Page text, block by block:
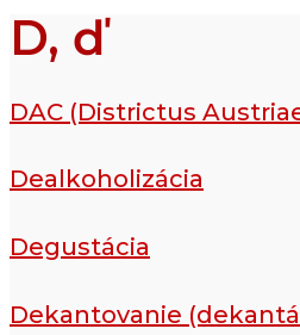
D, ď
DAC (Districtus
Dealkoholizácia
Degustácia
Dekantovanie